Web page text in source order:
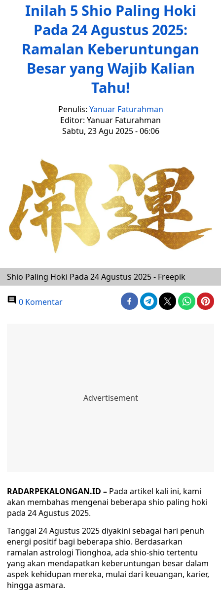
Inilah 5 Shio Paling Hoki
Pada 24 Agustus 2025:
Ramalan Keberuntungan
Besar yang Wajib Kalian
Tahu!
Penulis: Yanuar Faturahman
Editor: Yanuar Faturahman
Sabtu, 23 Agu 2025 - 06:06
Shio Paling Hoki Pada 24 Agustus 2025 - Freepik
0 Komentar
RADARPEKALONGAN.ID – Pada artikel kali ini, kami
akan membahas mengenai beberapa shio paling hoki
pada 24 Agustus 2025.
Tanggal 24 Agustus 2025 diyakini sebagai hari penuh
energi positif bagi beberapa shio. Berdasarkan
ramalan astrologi Tionghoa, ada shio-shio tertentu
yang akan mendapatkan keberuntungan besar dalam
aspek kehidupan mereka, mulai dari keuangan, karier,
hingga asmara.